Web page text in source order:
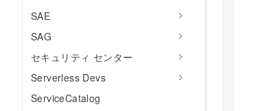
SAE
SAG
セキュリティ センター
Serverless Devs
ServiceCatalog